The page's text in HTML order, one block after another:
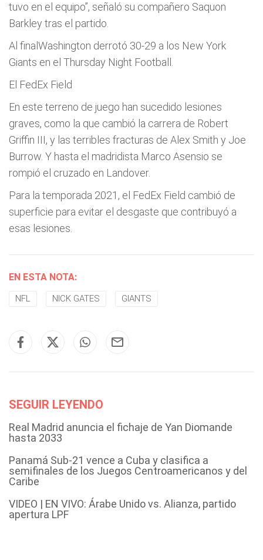
tuvo en el equipo”, señaló su compañero Saquon
Barkley tras el partido.
Al finalWashington derrotó 30-29 a los New York
Giants en el Thursday Night Football.
El FedEx Field
En este terreno de juego han sucedido lesiones
graves, como la que cambió la carrera de Robert
Griffin III, y las terribles fracturas de Alex Smith y Joe
Burrow. Y hasta el madridista Marco Asensio se
rompió el cruzado en Landover.
Para la temporada 2021, el FedEx Field cambió de
superficie para evitar el desgaste que contribuyó a
esas lesiones.
EN ESTA NOTA:
NFL NICK GATES GIANTS
SEGUIR LEYENDO
Real Madrid anuncia el fichaje de Yan Diomande
hasta 2033
Panamá Sub-21 vence a Cuba y clasifica a
semifinales de los Juegos Centroamericanos y del
Caribe
VIDEO | EN VIVO: Árabe Unido vs. Alianza, partido
apertura LPF